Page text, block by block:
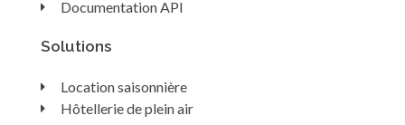
Documentation API
Solutions
Location saisonnière
Hôtellerie de plein air